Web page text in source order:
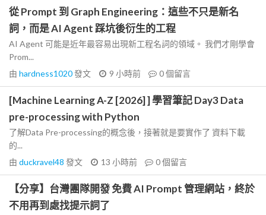
從 Prompt 到 Graph Engineering：這些不只是新名
詞，而是 AI Agent 踩坑後衍生的工程
AI Agent 可能是近年最容易出現新工程名詞的領域。 我們才剛學會
Prom...
由 hardness1020發文 9 小時前 0個留言
[Machine Learning A-Z [2026] ] 學習筆記 Day3 Data
pre-processing with Python
了解Data Pre-processing的概念後，接著就是要實作了 資料下載
的...
由 duckravel48 發文 13 小時前 0個留言
【分享】台灣團隊開發 免費 AI Prompt 管理網站，終於
不用再到處找提示詞了